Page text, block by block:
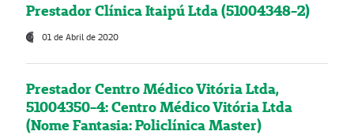
Prestador Clínica Itaipú Ltda (51004348-2)
01 de Abril de 2020
Prestador Centro Médico Vitória Ltda,
51004350-4: Centro Médico Vitória Ltda
(Nome Fantasia: Policlínica Master)